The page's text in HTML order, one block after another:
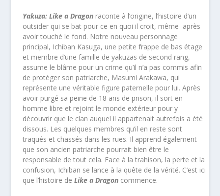
Yakuza: Like a Dragon raconte à l’origine, l’histoire d’un
outsider qui se bat pour ce en quoi il croit, même après
avoir touché le fond. Notre nouveau personnage
principal, Ichiban Kasuga, une petite frappe de bas étage
et membre d’une famille de yakuzas de second rang,
assume le blâme pour un crime qu’il n’a pas commis afin
de protéger son patriarche, Masumi Arakawa, qui
représente une véritable figure paternelle pour lui. Après
avoir purgé sa peine de 18 ans de prison, il sort en
homme libre et rejoint le monde extérieur pour y
découvrir que le clan auquel il appartenait autrefois a été
dissous. Les quelques membres qu’il en reste sont
traqués et chassés dans les rues. Il apprend également
que son ancien patriarche pourrait bien être le
responsable de tout cela. Face à la trahison, la perte et la
confusion, Ichiban se lance à la quête de la vérité. C’est ici
que l’histoire deLike a Dragon commence.